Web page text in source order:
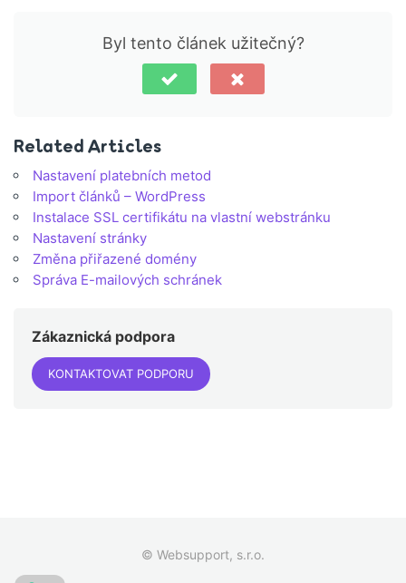
Byl tento článek užitečný?
Related Articles
Nastavení platebních metod
Import článků – WordPress
Instalace SSL certifikátu na vlastní webstránku
Nastavení stránky
Změna přiřazené domény
Správa E-mailových schránek
Zákaznická podpora
KONTAKTOVAT PODPORU
© Websupport, s.r.o.